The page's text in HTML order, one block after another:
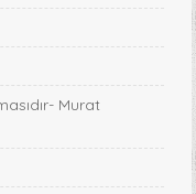
Murat